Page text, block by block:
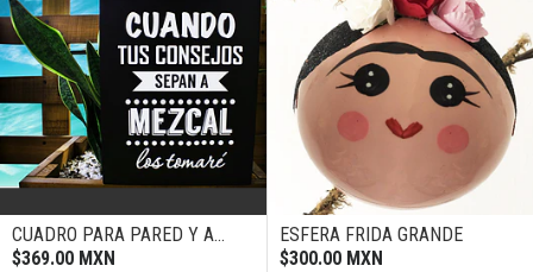
CUADRO PARA PARED Y A...
$369.00 MXN
ESFERA FRIDA GRANDE
$300.00 MXN